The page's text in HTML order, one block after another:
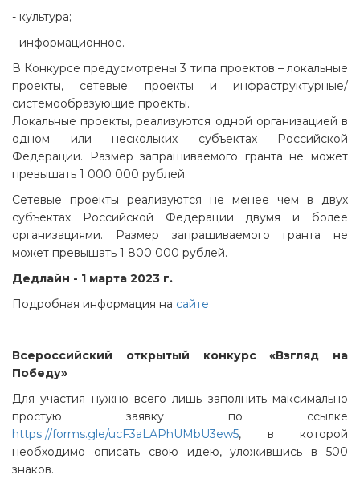
- культура;
- информационное.
В Конкурсе предусмотрены 3 типа проектов – локальные
проекты, сетевые проекты и инфраструктурные/
системообразующие проекты.
Локальные проекты, реализуются одной организацией в
одном или нескольких субъектах Российской
Федерации. Размер запрашиваемого гранта не может
превышать 1 000 000 рублей.
Сетевые проекты реализуются не менее чем в двух
субъектах Российской Федерации двумя и более
организациями. Размер запрашиваемого гранта не
может превышать 1 800 000 рублей.
Дедлайн - 1 марта 2023 г.
Подробная информация на сайте
Всероссийский открытый конкурс «Взгляд на
Победу»
Для участия нужно всего лишь заполнить максимально
простую заявку по ссылке
https://forms.gle/ucF3aLAPhUMbU3ew5, в которой
необходимо описать свою идею, уложившись в 500
знаков.